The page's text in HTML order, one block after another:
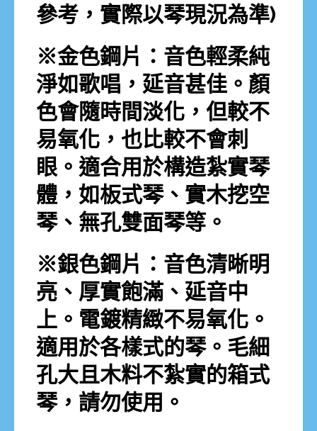
參考，實際以琴現況為準)
※金色鋼片：音色輕柔純
淨如歌唱，延音甚佳。顏
色會隨時間淡化，但較不
易氧化，也比較不會刺
眼。適合用於構造紮實琴
體，如板式琴、實木挖空
琴、無孔雙面琴等。
※銀色鋼片：音色清晰明
亮、厚實飽滿、延音中
上。電鍍精緻不易氧化。
適用於各樣式的琴。毛細
孔大且木料不紮實的箱式
琴，請勿使用。